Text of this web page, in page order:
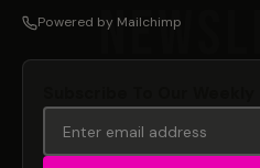
Powered by Mailchimp